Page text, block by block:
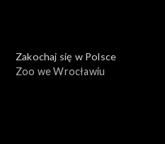
Zakochaj się w Polsce
Zoo we Wrocławiu